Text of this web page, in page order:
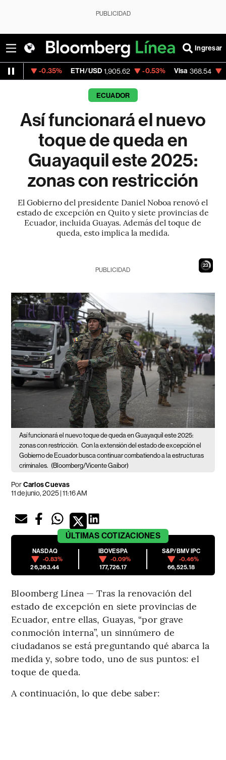
PUBLICIDAD
Ingresar
ETH/USD 1,905.62 -0.53% Visa 368.54 -0.28%
ECUADOR
Así funcionará el nuevo
toque de queda en
Guayaquil este 2025:
zonas con restricción
El Gobierno del presidente Daniel Noboa renovó el
estado de excepción en Quito y siete provincias de
Ecuador, incluida Guayas. Además del toque de
queda, esto implica la medida.
22
PUBLICIDAD
Así funcionará el nuevo toque de queda en Guayaquil este 2025:
zonas con restricción. Con la extensión del estado de excepción el
Gobierno de Ecuador busca continuar combatiendo a la estructuras
criminales. (Bloomberg/Vicente Gaibor)
PorCarlos Cuevas
11 de junio, 2025 | 11:16 AM
ÚLTIMAS COTIZACIONES
NASDAQ
-0.83%
26,363.44
IBOVESPA
-0.09%
177,726.17
S&P/BMV IPC
-0.46%
66,525.18
Bloomberg Línea — Tras la renovación del
estado de excepción en siete provincias de
Ecuador, entre ellas, Guayas, “por grave
conmoción interna”, un sinnúmero de
ciudadanos se está preguntando qué abarca la
medida y, sobre todo, uno de sus puntos: el
toque de queda.
A continuación, lo que debe saber: